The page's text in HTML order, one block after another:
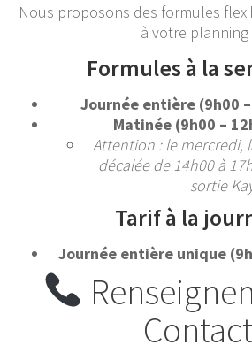
Nous proposons des formules
à votre planning
Formules à la
Journée entière (9h00
Matinée (9h00 –
Attention : le mercredi,
décalée de 14h00 à
sortie
Tarif à la
Journée entière unique
Contact